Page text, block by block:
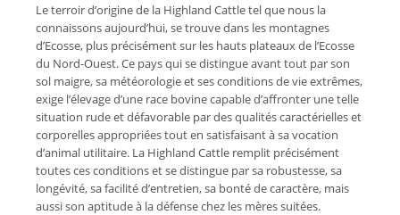
Le terroir d’origine de la Highland Cattle tel que nous la
connaissons aujourd’hui, se trouve dans les montagnes
d’Ecosse, plus précisément sur les hauts plateaux de l’Ecosse
du Nord-Ouest. Ce pays qui se distingue avant tout par son
sol maigre, sa météorologie et ses conditions de vie extrêmes,
exige l’élevage d’une race bovine capable d’affronter une telle
situation rude et défavorable par des qualités caractérielles et
corporelles appropriées tout en satisfaisant à sa vocation
d’animal utilitaire. La Highland Cattle remplit précisément
toutes ces conditions et se distingue par sa robustesse, sa
longévité, sa facilité d’entretien, sa bonté de caractère, mais
aussi son aptitude à la défense chez les mères suitées.